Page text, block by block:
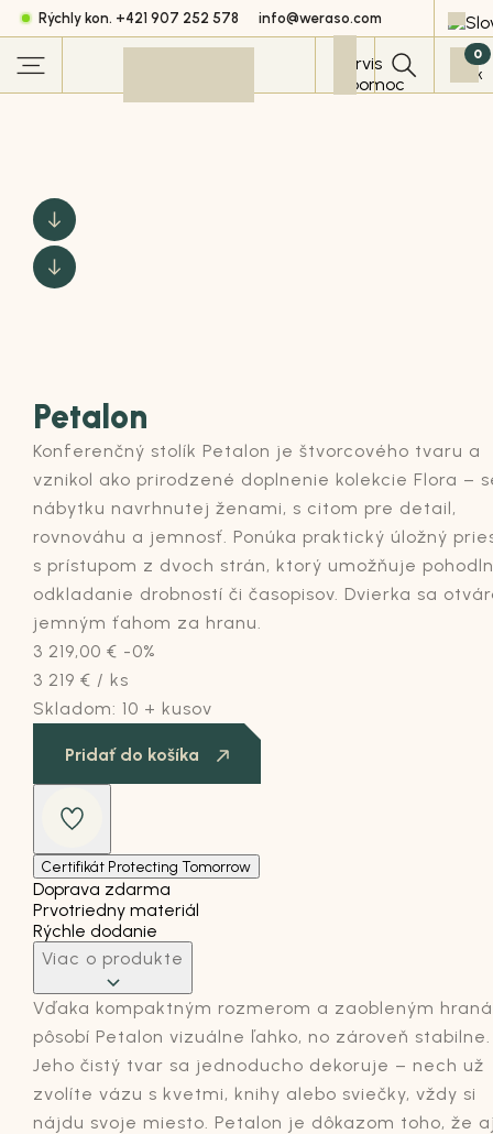
Rýchly kon. +421 907 252 578 info@weraso.com
0
Petalon
Konferenčný stolík Petalon je štvorcového tvaru a
vznikol ako prirodzené doplnenie kolekcie Flora –
nábytku navrhnutej ženami, s citom pre detail,
rovnováhu a jemnosť. Ponúka praktický úložný
s prístupom z dvoch strán, ktorý umožňuje
odkladanie drobností či časopisov. Dvierka sa
jemným ťahom za hranu.
3 219,00 € -0%
3 219 € / ks
Skladom: 10 + kusov
Pridať do košíka
Certifikát Protecting Tomorrow
Doprava zdarma
Prvotriedny materiál
Rýchle dodanie
Viac o produkte
Vďaka kompaktným rozmerom a zaobleným
pôsobí Petalon vizuálne ľahko, no zároveň stabilne.
Jeho čistý tvar sa jednoducho dekoruje – nech už
zvolíte vázu s kvetmi, knihy alebo sviečky, vždy si
nájdu svoje miesto. Petalon je dôkazom toho, že